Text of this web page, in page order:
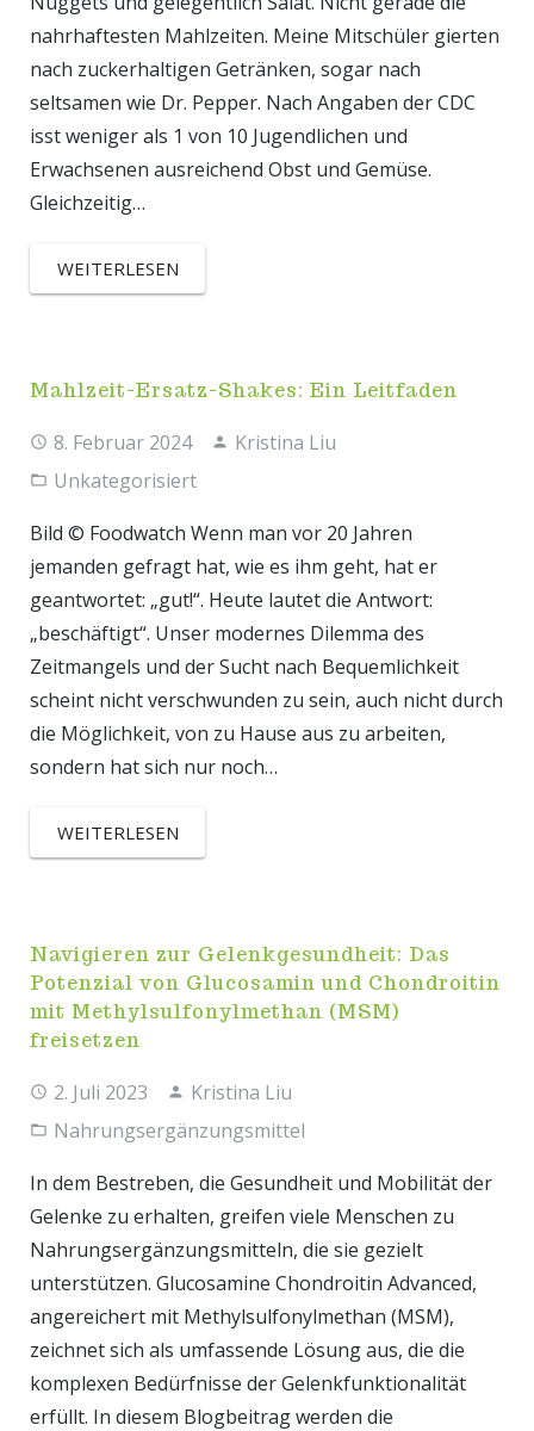
nahrhaftesten Mahlzeiten. Meine Mitschüler gierten
nach zuckerhaltigen Getränken, sogar nach
seltsamen wie Dr. Pepper. Nach Angaben der CDC
isst weniger als 1 von 10 Jugendlichen und
Erwachsenen ausreichend Obst und Gemüse.
Gleichzeitig…
WEITERLESEN
Mahlzeit-Ersatz-Shakes: Ein Leitfaden
8. Februar 2024
Kristina Liu
Unkategorisiert
Bild © Foodwatch Wenn man vor 20 Jahren
jemanden gefragt hat, wie es ihm geht, hat er
geantwortet: „gut!“. Heute lautet die Antwort:
„beschäftigt“. Unser modernes Dilemma des
Zeitmangels und der Sucht nach Bequemlichkeit
scheint nicht verschwunden zu sein, auch nicht durch
die Möglichkeit, von zu Hause aus zu arbeiten,
sondern hat sich nur noch…
WEITERLESEN
Navigieren zur Gelenkgesundheit: Das
Potenzial von Glucosamin und Chondroitin
mit Methylsulfonylmethan (MSM)
freisetzen
2. Juli 2023
Kristina Liu
Nahrungsergänzungsmittel
In dem Bestreben, die Gesundheit und Mobilität der
Gelenke zu erhalten, greifen viele Menschen zu
Nahrungsergänzungsmitteln, die sie gezielt
unterstützen. Glucosamine Chondroitin Advanced,
angereichert mit Methylsulfonylmethan (MSM),
zeichnet sich als umfassende Lösung aus, die die
komplexen Bedürfnisse der Gelenkfunktionalität
erfüllt. In diesem Blogbeitrag werden die